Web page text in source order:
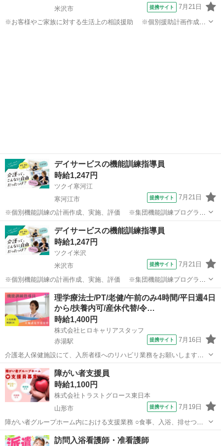
米沢市
提携サイト 7月21日
※お客様やご家族に対する生活上の相談援助 ※個別援助計画作成、
デイサービスの機能訓練指導員
時給1,247円
ツクイ寒河江
寒河江市
提携サイト 7月21日
※個別機能訓練の計画作成、実施、評価 ※集団機能訓練プログラム
の作成、実施、評価 ※他スタッフと連携してのケア業務全般 ※ス
タッフやご家族への動作介助の指導 ※福祉用具活用の提案、使用方
法の説明、指導 ※送迎・添乗...
山形 寒河江市 その他
デイサービスの機能訓練指導員
時給1,247円
ツクイ米沢
米沢市
提携サイト 7月21日
※個別機能訓練の計画作成、実施、評価 ※集団機能訓練プログラム
の作成、実施、評価 ※他スタッフと連携してのケア業務全般 ※ス
タッフやご家族への動作介助の指導 ※福祉用具活用の提案、使用方
法の説明、指導など ◆従事す...
山形 米沢市 その他
理学療法士/PT/老健/午前のみ4時間/平日週4日
から/扶養内可/産休代替/令…
時給1,400円
株式会社ヒロキャリアスタッフ
赤湯駅
提携サイト 7月16日
介護老人保健施設にて、入所者様へのリハビリ業務をお願いします。
【主な業務内容】 ・入所者様の身体機能や生活動作の確認 ・一人ひと
りの状態に合わせた機能訓練 ・起き上がり、立ち上がり、歩行などの
動作練習 ・日常生活動作の維...
山形 南陽市 赤湯駅 その他
障がい者支援員
時給1,100円
株式会社トラストグロース東日本
山形市
提携サイト 7月19日
障がい者グループホーム内における支援業務 ○食事、入浴、排せつの
介助 ○余暇活動の支援 ○日常生活のサポートや自立訓練支援 ○記録業
務(ＰＣ使用あり) ※世話人の方が不在の場合、調理業務を行う可能性
山形 山形市 その他
訪問入浴看護師・准看護師